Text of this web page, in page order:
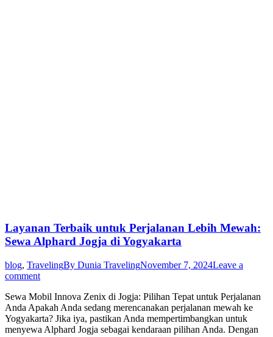
Layanan Terbaik untuk Perjalanan Lebih Mewah:
Sewa Alphard Jogja di Yogyakarta
blog, TravelingBy Dunia TravelingNovember 7, 2024Leave a
comment
Sewa Mobil Innova Zenix di Jogja: Pilihan Tepat untuk Perjalanan
Anda Apakah Anda sedang merencanakan perjalanan mewah ke
Yogyakarta? Jika iya, pastikan Anda mempertimbangkan untuk
menyewa Alphard Jogja sebagai kendaraan pilihan Anda. Dengan